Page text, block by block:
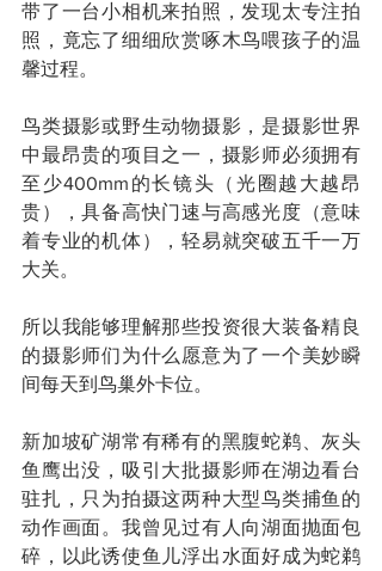
带了一台小相机来拍照，发现太专注拍
照，竟忘了细细欣赏啄木鸟喂孩子的温
馨过程。
鸟类摄影或野生动物摄影，是摄影世界
中最昂贵的项目之一，摄影师必须拥有
至少400mm的长镜头（光圈越大越昂
贵），具备高快门速与高感光度（意味
着专业的机体），轻易就突破五千一万
大关。
所以我能够理解那些投资很大装备精良
的摄影师们为什么愿意为了一个美妙瞬
间每天到鸟巢外卡位。
新加坡矿湖常有稀有的黑腹蛇鹈、灰头
鱼鹰出没，吸引大批摄影师在湖边看台
驻扎，只为拍摄这两种大型鸟类捕鱼的
动作画面。我曾见过有人向湖面抛面包
碎，以此诱使鱼儿浮出水面好成为蛇鹈